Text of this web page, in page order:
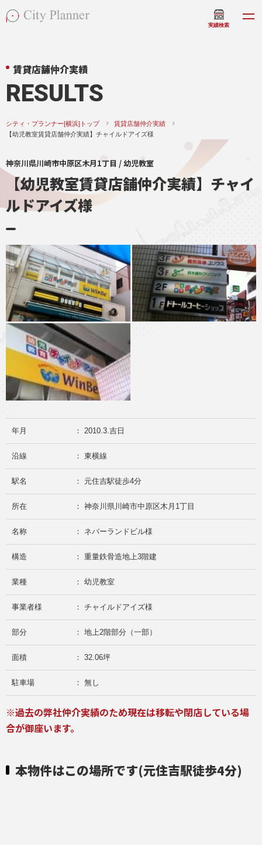
実績検索
賃貸店舗仲介実績
RESULTS
シティ・プランナー[横浜]トップ
賃貸店舗仲介実績
【幼児教室賃貸店舗仲介実績】チャイルドアイズ様
神奈川県川崎市中原区木月1丁目 / 幼児教室
【幼児教室賃貸店舗仲介実績】チャイ
ルドアイズ様
年月 ： 2010.3.吉日
沿線 ： 東横線
駅名 ： 元住吉駅徒歩4分
所在 ： 神奈川県川崎市中原区木月1丁目
名称 ： ネバーランドビル様
構造 ： 重量鉄骨造地上3階建
業種 ： 幼児教室
事業者様 ： チャイルドアイズ様
部分 ： 地上2階部分（一部）
面積 ： 32.06坪
駐車場 ： 無し
※過去の弊社仲介実績のため現在は移転や閉店している場
合が御座います。
本物件はこの場所です(元住吉駅徒歩4分)